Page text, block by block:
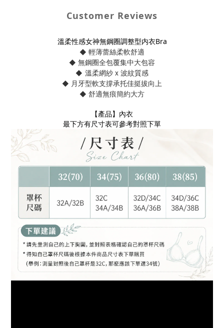
Customer Reviews
溫柔性感女神無鋼圈調整型内衣Bra
◆輕薄蕾絲柔軟舒適
◆無鋼圈全包覆集中大包容
◆ 溫柔網紗 x 波紋質感
◆ 月牙型軟支撐承托佳挺拔向上
◆舒適無痕簡約大方
【產品】內衣
最下方有尺寸表可參考對照下單